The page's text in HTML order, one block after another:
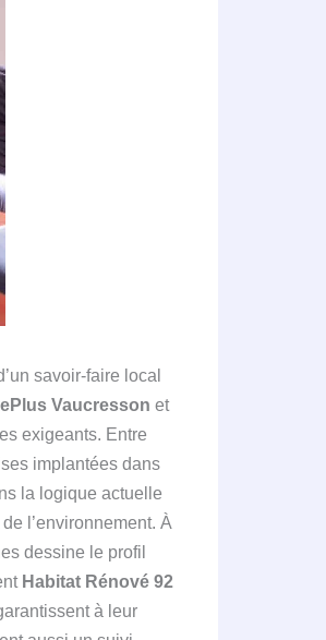
savoir-faire local
Vaucresson et
exigeants. Entre
implantées dans
la logique actuelle
l’environnement. À
dessine le profil
Habitat Rénové 92
à leur